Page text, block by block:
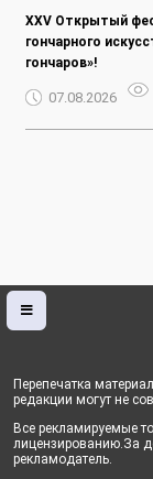
XXV Открытый
гончарного
гончаров»!
07.08.2026
Перепечатка
редакции могут не
Все рекламируемые
лицензированию.За
рекламодатель.